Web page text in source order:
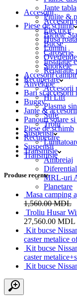
Jante tabla
Piulite &
Piese de schimb
Bielete
Bucse
Caroserie
Instalatie
Reparatie
Recuperare
Accesorii
Hi Lift
Plasma
Sufe
Trolii
Suspensii
Transmisie
Ambreiaj
MRL-uri
Planetare
Accesorii
Accesorii
Electrice
Husa
Lumini
Snorkele
Accesorii
Anvelope
Bari si accesorii
Buggy
Jante & accesorii
Panouri solare
Piese de schimb
Recuperare
Suspensii
Transmisie
Produse recente
Masa camping
1,560.00MDL
Troliu Husar
27,560.00 MDL
Kit bucse
caster metalice
Kit bucse
caster
Kit bucse